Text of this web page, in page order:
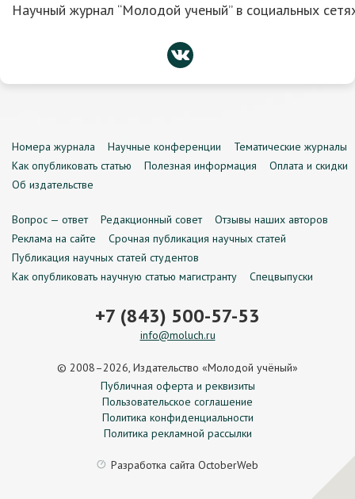
Научный журнал “Молодой ученый” в социальных
Номера журнала Научные конференции
Тематические журналы
Как опубликовать статью
Полезная информация
Оплата и скидки
Об издательстве
Вопрос — ответ Редакционный совет
Отзывы наших авторов
Реклама на сайте
Срочная публикация научных статей
Публикация научных статей студентов
Как опубликовать научную статью магистранту
Спецвыпуски
+7 (843) 500-57-53
info@moluch.ru
© 2008–2026, Издательство «Молодой учёный»
Публичная оферта и реквизиты
Пользовательское соглашение
Политика конфиденциальности
Политика рекламной рассылки
Разработка сайта OctoberWeb